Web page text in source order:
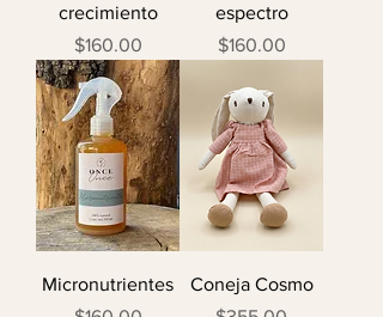
crecimiento
Precio
$160.00
espectro
Precio
$160.00
Micronutrientes
Coneja Cosmo